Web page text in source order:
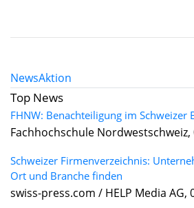
NewsAktion
Top News
FHNW: Benachteiligung im Schweizer
Fachhochschule Nordwestschweiz,
Schweizer Firmenverzeichnis:
Ort und Branche finden
swiss-press.com / HELP Media AG,